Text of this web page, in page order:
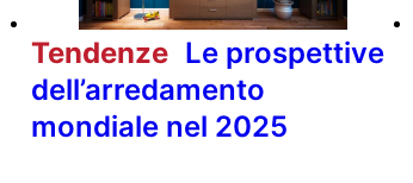
Tendenze Le prospettive
dell’arredamento
mondiale nel 2025